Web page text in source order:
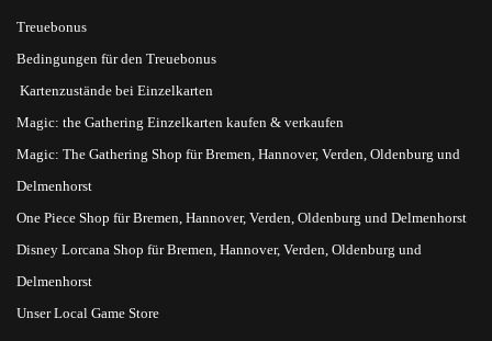
Treuebonus
Bedingungen für den Treuebonus
Kartenzustände bei Einzelkarten
Magic: the Gathering Einzelkarten kaufen & verkaufen
Magic: The Gathering Shop für Bremen, Hannover, Verden, Oldenburg und
Delmenhorst
One Piece Shop für Bremen, Hannover, Verden, Oldenburg und Delmenhorst
Disney Lorcana Shop für Bremen, Hannover, Verden, Oldenburg und
Delmenhorst
Unser Local Game Store